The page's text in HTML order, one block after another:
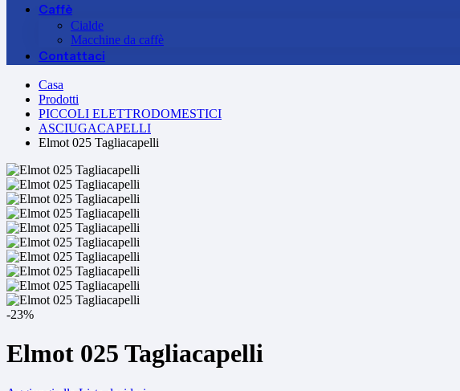
Caffè
Cialde
Macchine da caffè
Contattaci
Casa
Prodotti
PICCOLI ELETTRODOMESTICI
ASCIUGACAPELLI
Elmot 025 Tagliacapelli
-23%
Elmot 025 Tagliacapelli